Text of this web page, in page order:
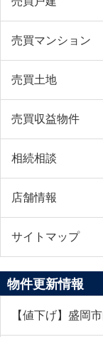
売買マンション
売買土地
売買収益物件
相続相談
店舗情報
サイトマップ
物件更新情報
【値下げ】盛岡